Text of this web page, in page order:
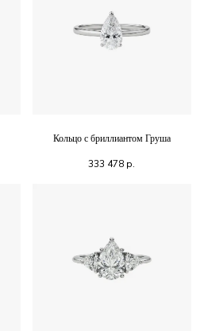
Кольцо с бриллиантом Груша
333 478 р.